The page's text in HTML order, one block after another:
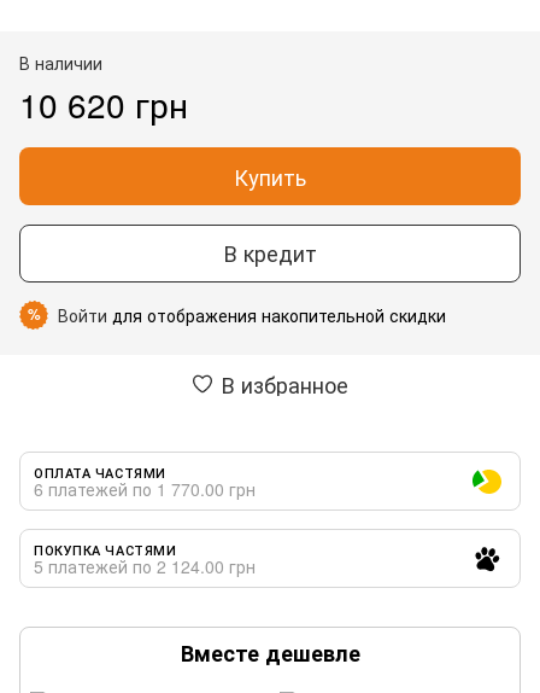
В наличии
10 620 грн
Купить
В кредит
% Войти для отображения накопительной скидки
В избранное
ОПЛАТА ЧАСТЯМИ
6 платежей по 1 770.00 грн
ПОКУПКА ЧАСТЯМИ
5 платежей по 2 124.00 грн
Вместе дешевле